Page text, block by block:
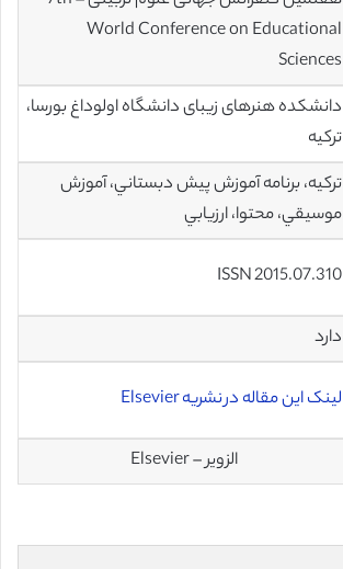
World Conference on Educational
Sciences
دانشکده هنرهای زیبای دانشگاه اولوداغ بورسا،
ترکیه
تركيه، برنامه آموزش پيش دبستاني، آموزش
موسيقي، محتوا، ارزيابي
ISSN 2015.07.310
دارد
لینک این مقاله در نشریه Elsevier
الزویر – Elsevier